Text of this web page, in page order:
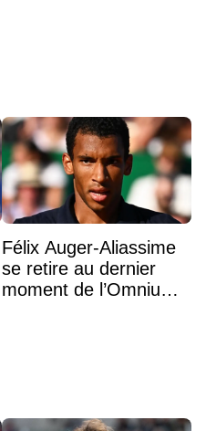
Félix Auger-Aliassime
se retire au dernier
moment de l’Omnium